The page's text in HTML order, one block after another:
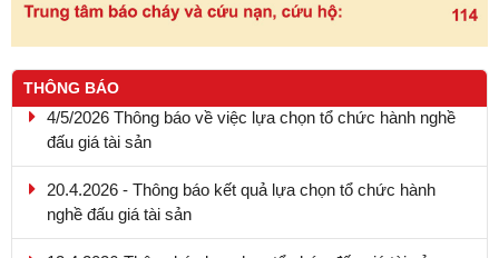
THÔNG BÁO
đấu giá tài sản
20.4.2026 - Thông báo kết quả lựa chọn tổ chức hành
nghề đấu giá tài sản
13.4.2026-Thông báo lựa chọn tổ chức đấu giá tài sản